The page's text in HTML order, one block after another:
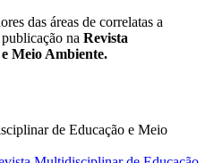
das áreas de correlatas a
na Revista
Meio Ambiente.
de Educação e Meio